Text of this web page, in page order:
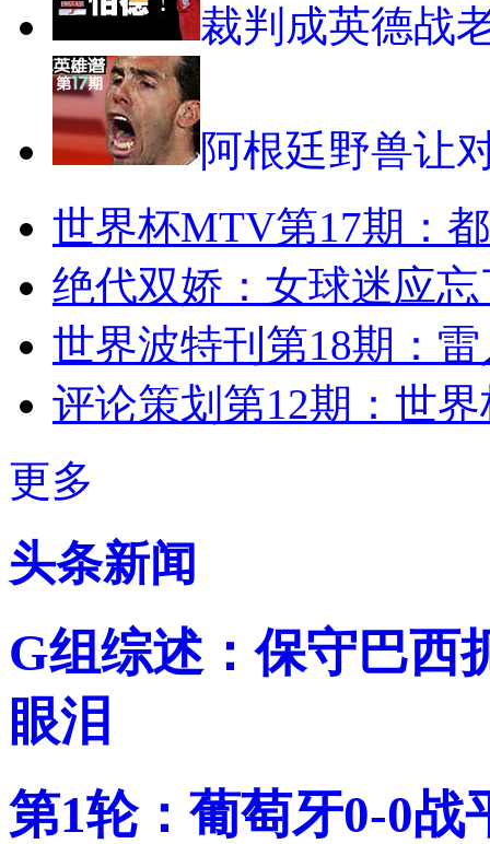
裁判成英德战
阿根廷野兽让
世界杯MTV第17期：
绝代双娇：女球迷应
世界波特刊第18期：
评论策划第12期：世界
更多
头条新闻
G组综述：保守巴西
眼泪
第1轮：葡萄牙0-0战